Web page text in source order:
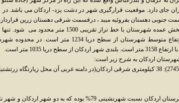
جای دارد. موقعیت قرارگیری شهر در دشت یزد- اردکان می باشد.
جنوبی دهستان بفروئیه میبد ، درقسمت شرقی دهستان زرین
کوهستانی بوده و ارتفاع متوسط شهرستان از سطح دریا
از سطح دریا 1035 متر است.
شهرستان اردکان به شرح زیر است:
)
در سال 1375 در شهرستان اردکان نسبت شهرنشینی 79% بوده که